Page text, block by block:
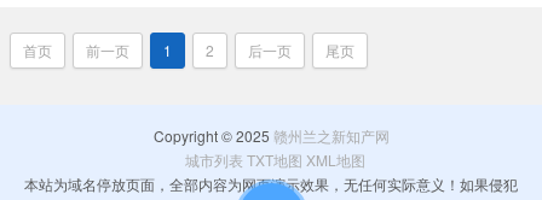
首页 前一页 1 2 后一页 尾页
Copyright © 2025 赣州兰之新知产网
城市列表 TXT地图 XML地图
本站为域名停放页面，全部内容为网页演示效果，无任何实际意义！如果侵犯